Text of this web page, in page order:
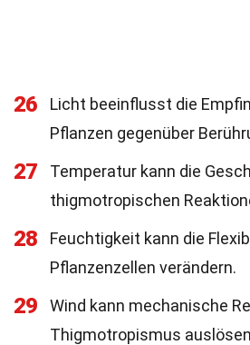
26
Licht beeinflusst die
Pflanzen gegenüber
27
Temperatur kann die
thigmotropischen
28
Feuchtigkeit kann die
Pflanzenzellen verändern.
29
Wind kann mechanische
Thigmotropismus